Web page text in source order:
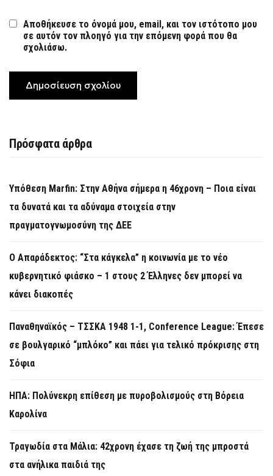
Αποθήκευσε το όνομά μου, email, και τον ιστότοπο μου
σε αυτόν τον πλοηγό για την επόμενη φορά που θα
σχολιάσω.
Πρόσφατα άρθρα
Υπόθεση Marfin: Στην Αθήνα σήμερα η 46χρονη – Ποια είναι
τα δυνατά και τα αδύναμα στοιχεία στην
πραγματογνωμοσύνη της ΔΕΕ
Ο Απαράδεκτος: “Στα κάγκελα” η κοινωνία με το νέο
κυβερνητικό φιάσκο – 1 στους 2 Έλληνες δεν μπορεί να
κάνει διακοπές
Παναθηναϊκός – ΤΣΣΚΑ 1948 1-1, Conference League: Έπεσε
σε βουλγαρικό “μπλόκο” και πάει για τελικό πρόκρισης στη
Σόφια
ΗΠΑ: Πολύνεκρη επίθεση με πυροβολισμούς στη Βόρεια
Καρολίνα
Τραγωδία στα Μάλια: 42χρονη έχασε τη ζωή της μπροστά
στα ανήλικα παιδιά της